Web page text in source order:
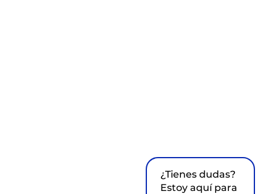
¿Tienes dudas?
Estoy aquí para